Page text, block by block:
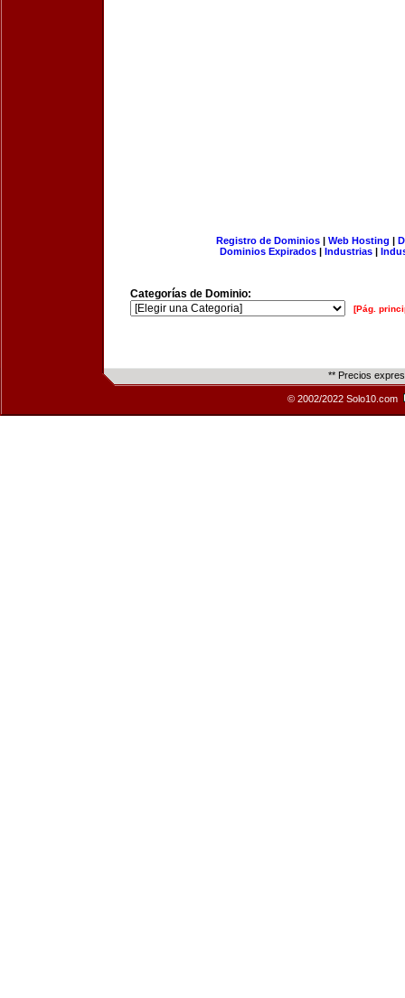
Registro de Dominios| Web Hosting |
Dominios Expirados | Industrias |
Categorías de Dominio:
[Pág.
** Precios
© 2002/2022 Solo10.com